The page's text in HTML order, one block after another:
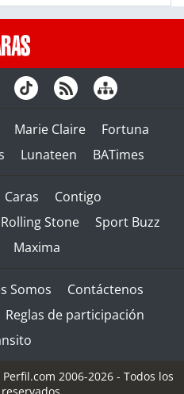
Marie Claire
Fortuna
Lunateen BATimes
Caras
Contigo
Rolling Stone
Sport Buzz
Maxima
Somos
Contáctenos
Reglas de participación
2006-2026 - Todos los